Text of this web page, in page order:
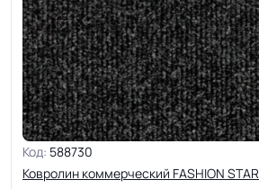
Код: 588730
Ковролин коммерческий FASHION STAR